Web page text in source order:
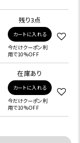
残り3点
カートに入れる
今だけクーポン利
用で10%OFF
在庫あり
カートに入れる
今だけクーポン利
用で10%OFF